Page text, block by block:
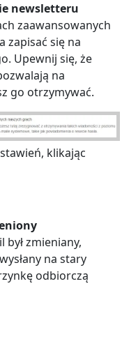
newsletteru
zaawansowanych
zapisać się na
Upewnij się, że
na
go otrzymywać.
klikając
był zmieniany,
na stary
odbiorczą